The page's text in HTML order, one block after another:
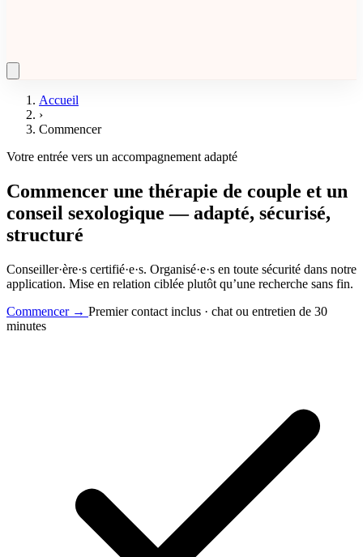
Accueil
›
Commencer
Votre entrée vers un accompagnement adapté
Commencer une thérapie de couple et un
conseil sexologique —adapté, sécurisé,
structuré
Conseiller·ère·s certifié·e·s. Organisé·e·s en toute sécurité dans notre
application. Mise en relation ciblée plutôt qu’une recherche sans fin.
Commencer → Premier contact inclus · chat ou entretien de 30
minutes